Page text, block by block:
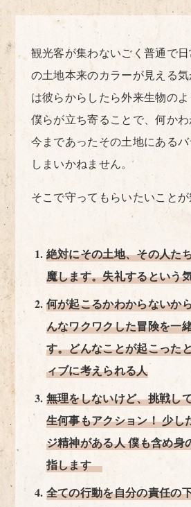
観光客が集わないごく普通で
の土地本来のカラーが見える
は彼らからしたら外来生物のよ
僕らが立ち寄ることで、何かわ
今まであったその土地にある
しまいかねません。
そこで守ってもらいたいこと
絶対にその土地、その人た
魔します。失礼するという
何が起こるかわからないか
んなワクワクした冒険を一
す。どんなことが起こった
ィブに考えられる人
無理をしないけど、挑戦
生何事もアクション！ 少し
ジ精神がある人 僕も含め身
指します
全ての行動を自分の責任の